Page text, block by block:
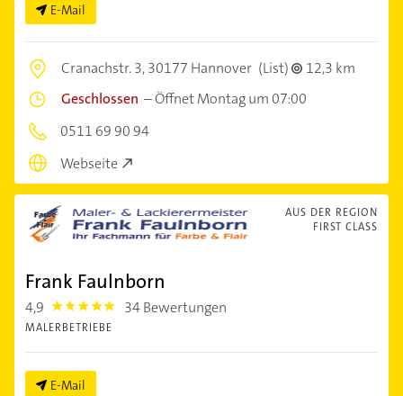
E-Mail
Cranachstr. 3,30177 Hannover (List)
12,3 km
Geschlossen –Öffnet Montag um 07:00
0511 69 90 94
Webseite
AUS DER REGION
FIRST CLASS
Frank Faulnborn
4,9 4.9 34 Bewertungen
MALERBETRIEBE
E-Mail